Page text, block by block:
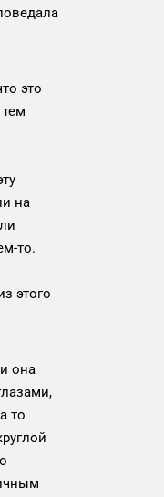
это
на
то.
этого
она
то